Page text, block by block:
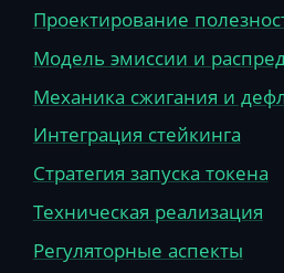
Проектирование
Модель эмиссии и
Механика сжигания и
Интеграция стейкинга
Стратегия запуска токена
Техническая реализация
Регуляторные аспекты